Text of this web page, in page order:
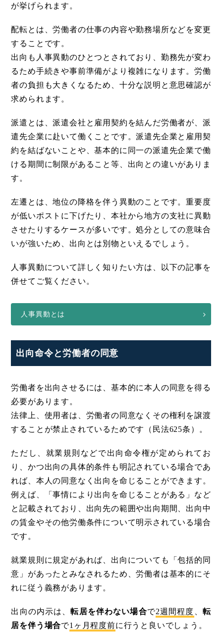
が挙げられます。
配転とは、労働者の仕事の内容や勤務場所などを変更
することです。
出向も人事異動のひとつとされており、勤務先が変わ
るため手続きや事前準備がより複雑になります。労働
者の負担も大きくなるため、十分な説明と意思確認が
求められます。
派遣とは、派遣会社と雇用契約を結んだ労働者が、派
遣先企業に赴いて働くことです。派遣先企業と雇用契
約を結ばないことや、基本的に同一の派遣先企業で働
ける期間に制限があること等、出向との違いがありま
す。
左遷とは、地位の降格を伴う異動のことです。重要度
が低いポストに下げたり、本社から地方の支社に異動
させたりするケースが多いです。処分としての意味合
いが強いため、出向とは別物といえるでしょう。
人事異動について詳しく知りたい方は、以下の記事を
併せてご覧ください。
人事異動とは
出向命令と労働者の同意
労働者を出向させるには、基本的に本人の同意を得る
必要があります。
法律上、使用者は、労働者の同意なくその権利を譲渡
することが禁止されているためです（民法625条）。
ただし、就業規則などで出向命令権が定められてお
り、かつ出向の具体的条件も明記されている場合であ
れば、本人の同意なく出向を命じることができます。
例えば、「事情により出向を命じることがある」など
と記載されており、出向先の範囲や出向期間、出向中
の賃金やその他労働条件について明示されている場合
です。
就業規則に規定があれば、出向についても「包括的同
意」があったとみなされるため、労働者は基本的にそ
れに従う義務があります。
出向の内示は、転居を伴わない場合で2週間程度
転
居を伴う場合で1ヶ月程度前に行うと良いでしょう。